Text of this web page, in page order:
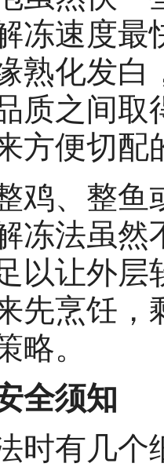
冻速度最
熟化发白
质之间
方便切
鸡、整鱼
冻法虽然
以让外
先烹饪
略。
全须知
时有几个